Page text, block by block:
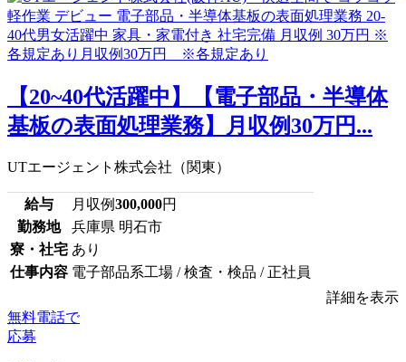
【20~40代活躍中】【電子部品・半導体
基板の表面処理業務】月収例30万円...
UTエージェント株式会社（関東）
給与 月収例300,000円
勤務地
兵庫県 明石市
寮・社宅 あり
仕事内容 電子部品系工場 / 検査・検品 / 正社員
詳細を表示
無料電話で
応募